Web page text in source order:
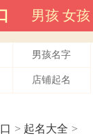
男孩 女孩
男孩名字
店铺起名
> 起名大全 >